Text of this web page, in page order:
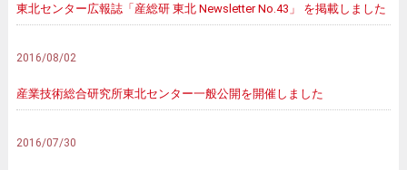
東北センター広報誌「産総研 東北 Newsletter No.43」 を掲載しました
2016/08/02
産業技術総合研究所東北センター一般公開を開催しました
2016/07/30